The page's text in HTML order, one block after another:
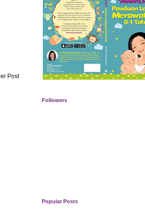
Post
Followers
Popular Posts